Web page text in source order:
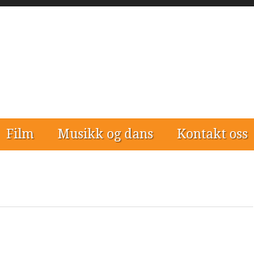
Film Musikk og dans Kontakt oss